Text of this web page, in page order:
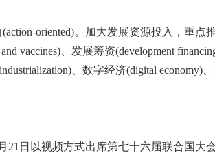
(action-oriented)。加大发展资源投入，重点
vaccines) 、发展筹资(development
、数字经济(digital economy)
月21 日以视频方式出席第七十六届联合国大